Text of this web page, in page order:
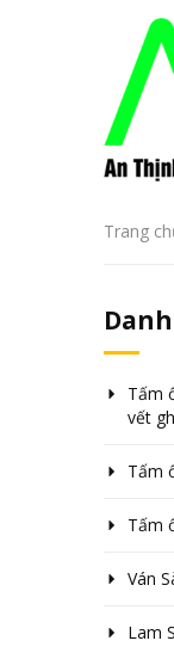
Trang
Tấm
vết
Tấm
Tấm
Ván
Lam